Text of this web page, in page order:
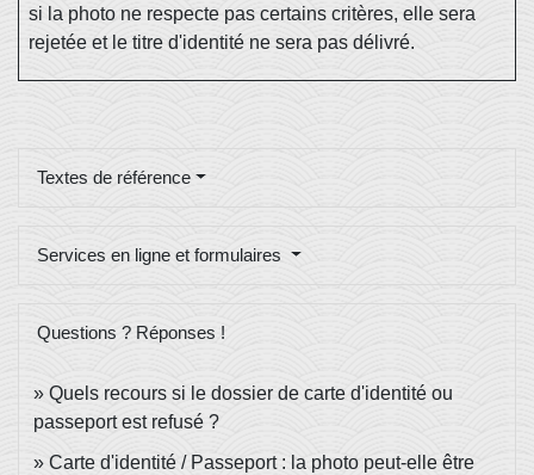
si la photo ne respecte pas certains critères, elle sera
rejetée et le titre d'identité ne sera pas délivré.
Textes de référence
Services en ligne et formulaires
Questions ? Réponses !
Quels recours si le dossier de carte d'identité ou
passeport est refusé ?
Carte d'identité / Passeport : la photo peut-elle être